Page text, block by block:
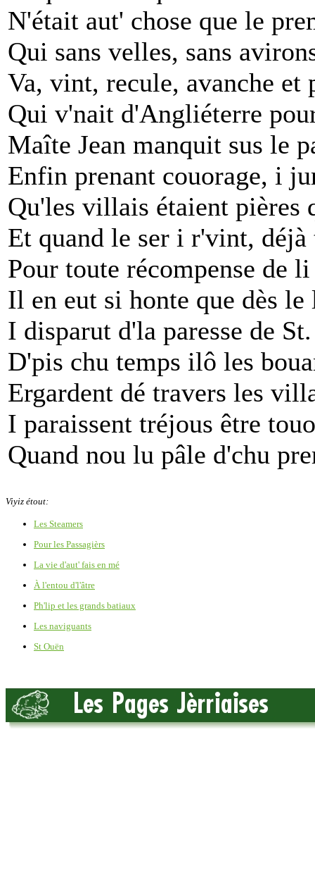
N'était aut' chose que le
Qui sans velles, sans
Va, vint, recule, avanche et
Qui v'nait d'Angliéterre
Maîte Jean manquit sus le
Enfin prenant couorage, i
Qu'les villais étaient pières
Et quand le ser i r'vint,
Pour toute récompense de
Il en eut si honte que dès le
I disparut d'la paresse de
D'pis chu temps ilô les
Ergardent dé travers les
I paraissent tréjous être
Quand nou lu pâle d'chu
Viyiz étout:
Les Steamers
Pour les Passagièrs
La vie d'aut' fais en mé
À l'entou d'l'âtre
Ph'lip et les grands batiaux
Les naviguants
St Ouën